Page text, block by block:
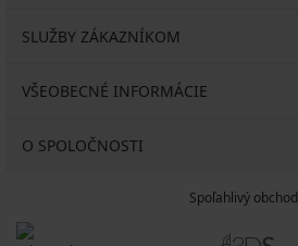
SLUŽBY ZÁKAZNÍKOM
VŠEOBECNÉ INFORMÁCIE
O SPOLOČNOSTI
Spoľahlivý obchod